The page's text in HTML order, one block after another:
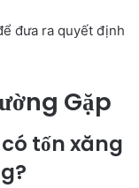
đưa ra quyết định
Gặp
có tốn xăng